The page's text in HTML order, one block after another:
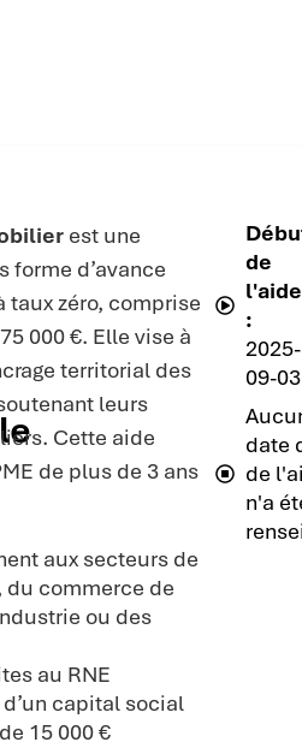
est une
forme d’avance
taux zéro, comprise
000 €. Elle vise à
territorial des
leurs
Cette aide
de plus de 3 ans
aux secteurs de
du commerce de
ou des
au RNE
capital social
15 000 €
de
l'aide
:
2025-
09-03
date
de
n'a